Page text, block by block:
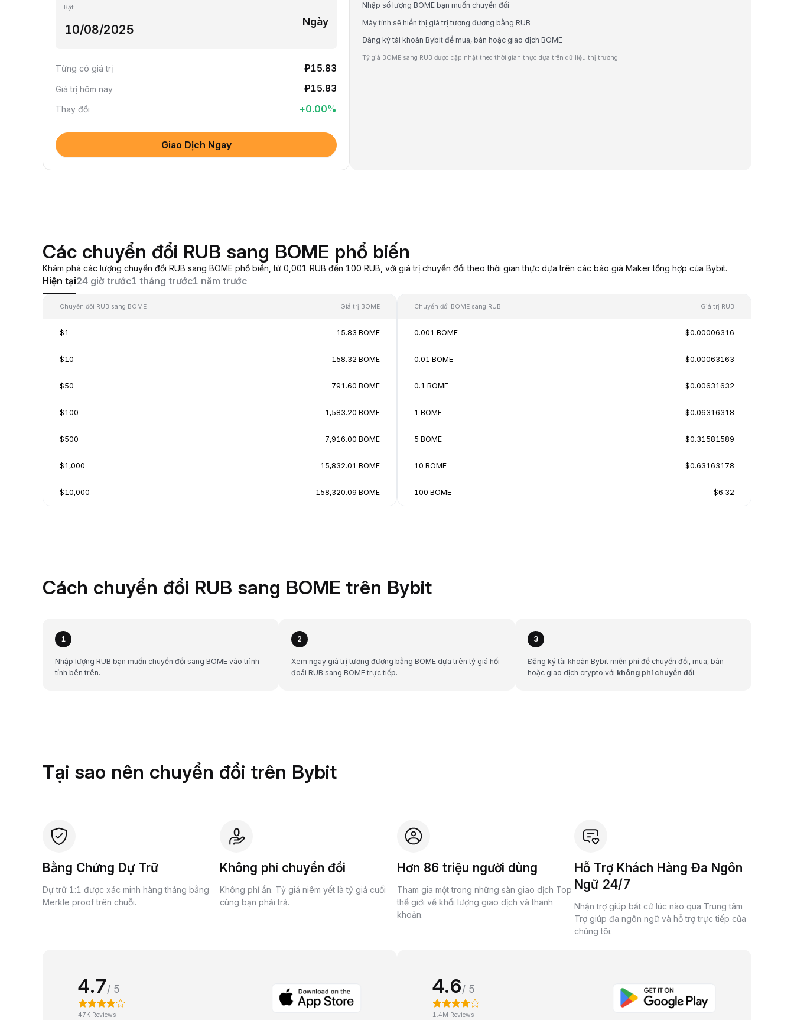
Bật
Ngày
Từng có giá trị ₽15.83
Giá trị hôm nay ₽15.83
Thay đổi +0.00%
Giao Dịch Ngay
Nhập số lượng BOME bạn muốn chuyển đổi
Máy tính sẽ hiển thị giá trị tương đương bằng RUB
Đăng ký tài khoản Bybit để mua, bán hoặc giao dịch BOME
Tỷ giá BOME sang RUB được cập nhật theo thời gian thực dựa trên dữ liệu thị trường.
Các chuyển đổi RUB sang BOME phổ biến
Khám phá các lượng chuyển đổi RUB sang BOME phổ biến, từ 0,001 RUB đến 100 RUB, với giá trị chuyển đổi theo thời gian thực dựa trên các báo giá Maker tổng hợp của Bybit.
Hiện tại24 giờ trước1 tháng trước1 năm trước
Chuyển đổi RUB sang BOME Giá trị BOME
$1 15.83 BOME
$10 158.32 BOME
$50 791.60 BOME
$100 1,583.20 BOME
$500 7,916.00 BOME
$1,000 15,832.01 BOME
$10,000 158,320.09 BOME
Chuyển đổi BOME sang RUB Giá trị RUB
0.001 BOME $0.00006316
0.01 BOME $0.00063163
0.1 BOME $0.00631632
1 BOME $0.06316318
5 BOME $0.31581589
10 BOME $0.63163178
100 BOME $6.32
Cách chuyển đổi RUB sang BOME trên Bybit
1
Nhập lượng RUB bạn muốn chuyển đổi sang BOME vào trình
tính bên trên.
2
Xem ngay giá trị tương đương bằng BOME dựa trên tỷ giá hối
đoái RUB sang BOME trực tiếp.
3
Đăng ký tài khoản Bybit miễn phí để chuyển đổi, mua, bán
hoặc giao dịch crypto với không phí chuyển đổi.
Tại sao nên chuyển đổi trên Bybit
Bằng Chứng Dự Trữ
Dự trữ 1:1 được xác minh hàng tháng bằng
Merkle proof trên chuỗi.
Không phí chuyển đổi
Không phí ẩn. Tỷ giá niêm yết là tỷ giá cuối
cùng bạn phải trả.
Hơn 86 triệu người dùng
Tham gia một trong những sàn giao dịch Top
thế giới về khối lượng giao dịch và thanh
khoản.
Hỗ Trợ Khách Hàng Đa Ngôn
Ngữ 24/7
Nhận trợ giúp bất cứ lúc nào qua Trung tâm
Trợ giúp đa ngôn ngữ và hỗ trợ trực tiếp của
chúng tôi.
4.7/ 5
47K Reviews
4.6/ 5
1.4M Reviews